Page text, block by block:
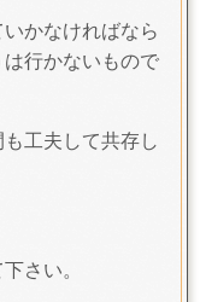
かなければなら
行かないもので
工夫して共存し
さい。